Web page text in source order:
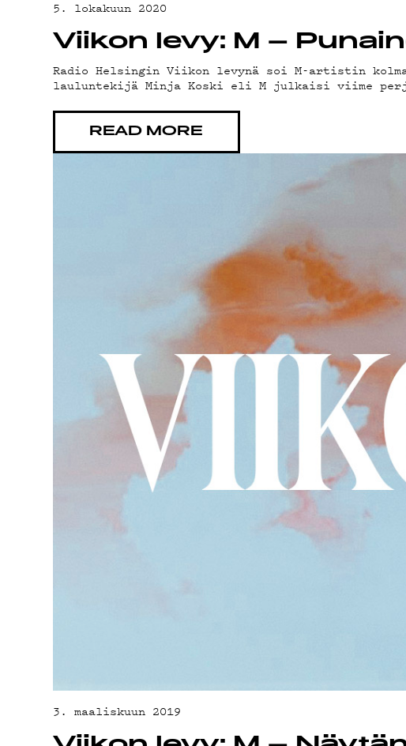
G
5. lokakuun 2020
Viikon levy: M –
Radio Helsingin Viikon levynä soi M-artistin
lauluntekijä Minja Koski eli M julkaisi viime
READ MORE
3. maaliskuun 2019